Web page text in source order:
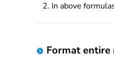
2. In above
Format entire